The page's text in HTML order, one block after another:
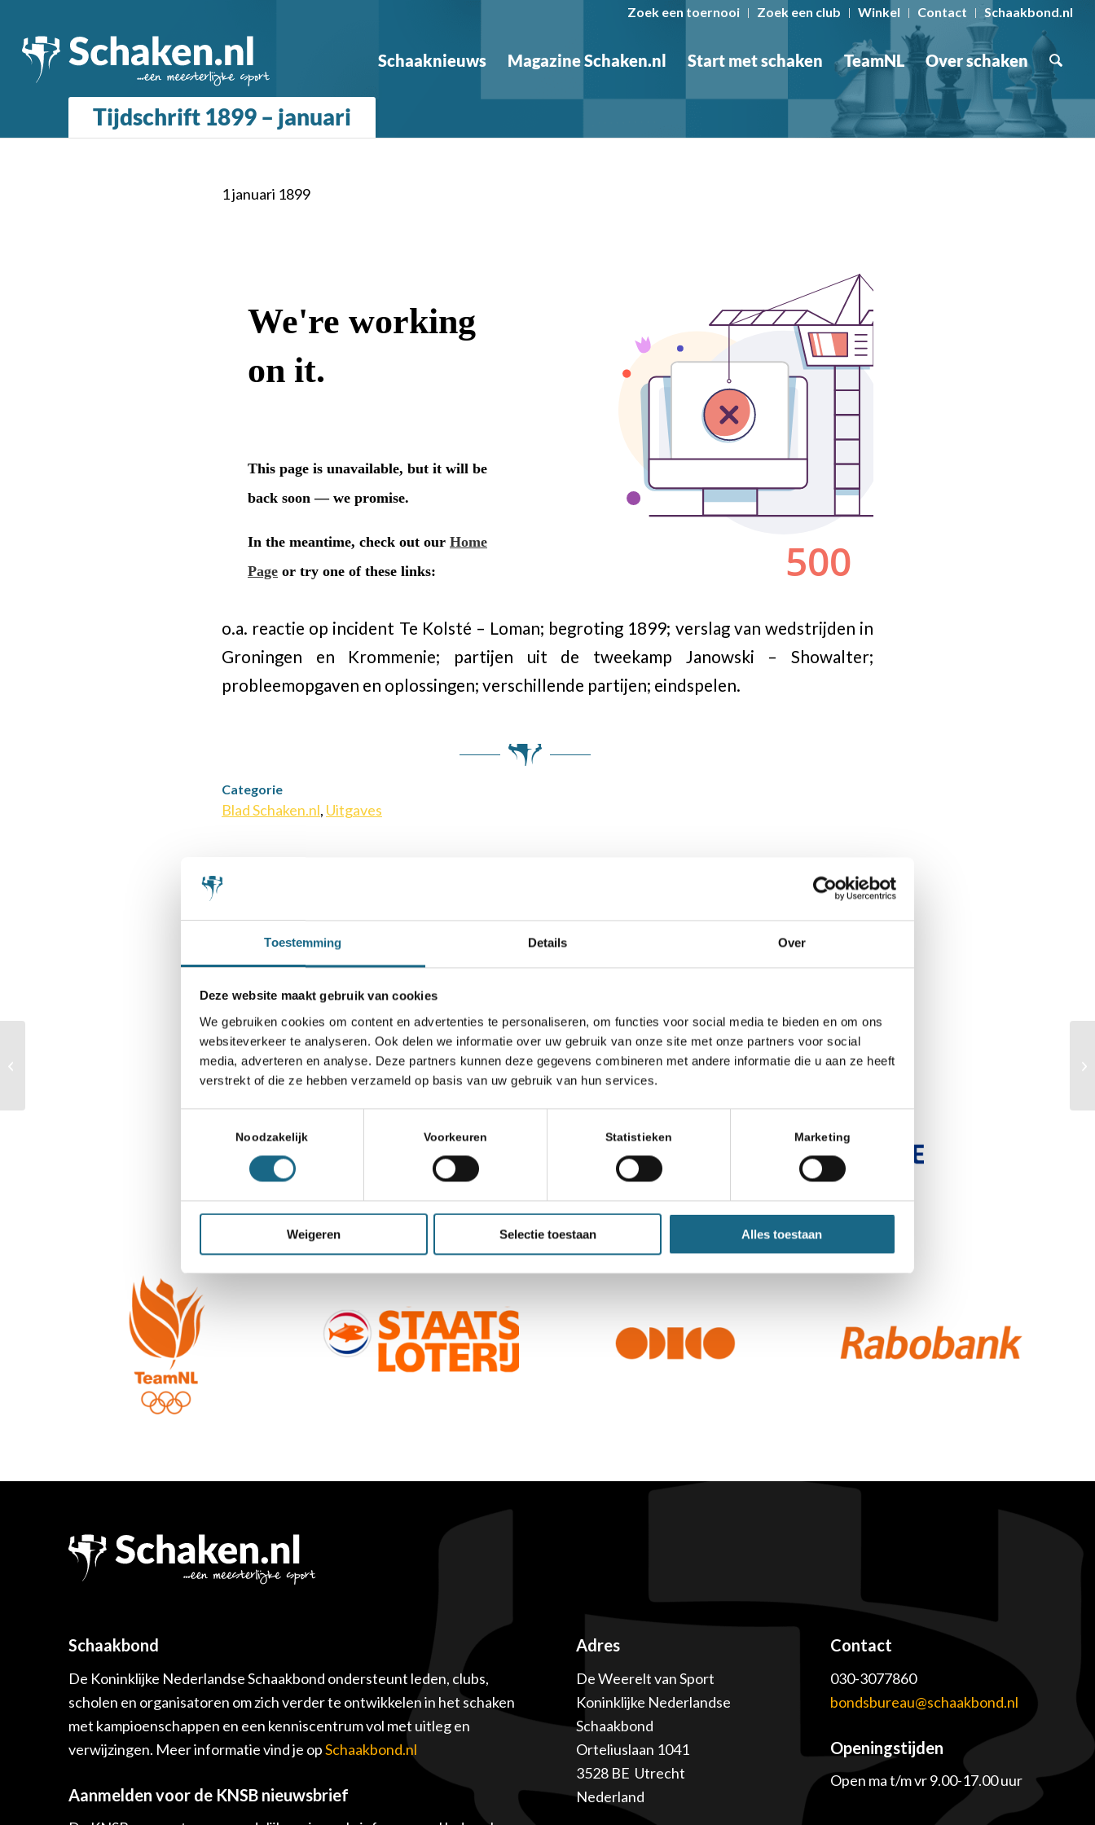
Toestemming Details Over
Deze website maakt gebruik van cookies
We gebruiken cookies om content en advertenties te personaliseren, om functies voor social media te bieden en om ons
websiteverkeer te analyseren. Ook delen we informatie over uw gebruik van onze site met onze partners voor social
media, adverteren en analyse. Deze partners kunnen deze gegevens combineren met andere informatie die u aan ze heeft
verstrekt of die ze hebben verzameld op basis van uw gebruik van hun services.
Noodzakelijk Voorkeuren Statistieken Marketing
Weigeren Selectie toestaan Alles toestaan
Zoek een toernooi Zoek een club Winkel Contact Schaakbond.nl
Schaaknieuws Magazine Schaken.nl Start met schaken TeamNL Over schaken
Tijdschrift 1899 – januari
1 januari 1899
o.a. reactie op incident Te Kolsté – Loman; begroting 1899; verslag van wedstrijden in
Groningen en Krommenie; partijen uit de tweekamp Janowski – Showalter;
probleemopgaven en oplossingen; verschillende partijen; eindspelen.
Categorie
Blad Schaken.nl, Uitgaves
Schaken.nl wordt mede mogelijk gemaakt door:
Schaakbond
De Koninklijke Nederlandse Schaakbond ondersteunt leden, clubs,
scholen en organisatoren om zich verder te ontwikkelen in het schaken
met kampioenschappen en een kenniscentrum vol met uitleg en
verwijzingen. Meer informatie vind je opSchaakbond.nl
Aanmelden voor de KNSB nieuwsbrief
Adres
De Weerelt van Sport
Koninklijke Nederlandse
Schaakbond
Orteliuslaan 1041
3528 BE Utrecht
Nederland
Contact
030-3077860
bondsbureau@schaakbond.nl
Openingstijden
Open ma t/m vr 9.00-17.00 uur